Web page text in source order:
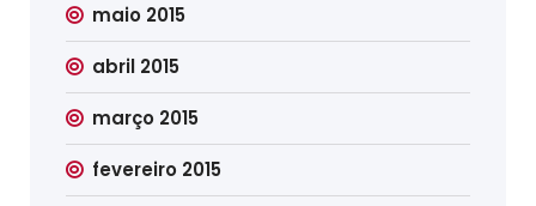
maio 2015
abril 2015
março 2015
fevereiro 2015